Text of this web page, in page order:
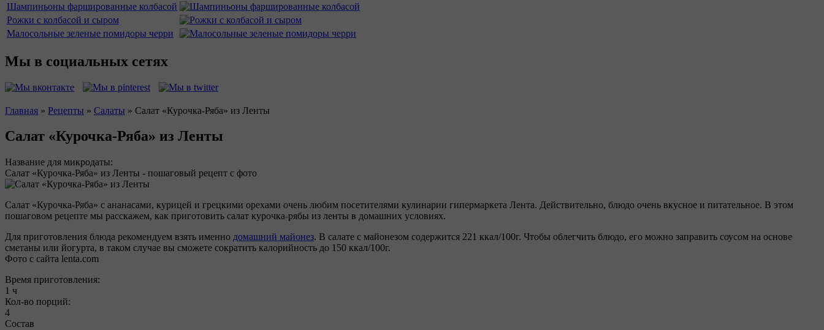
Шампиньоны фаршированные колбасой
Рожки с колбасой и сыром
Малосольные зеленые помидоры черри
Мы в социальных сетях
Главная » Рецепты » Салаты » Салат «Курочка-Ряба» из Ленты
Салат «Курочка-Ряба» из Ленты
Название для микродаты:
Салат «Курочка-Ряба» из Ленты - пошаговый рецепт с фото
Салат «Курочка-Ряба» с ананасами, курицей и грецкими орехами очень любим посетителями кулинарии гипермаркета Лента. Действительно, блюдо очень вкусное и питательное. В этом
пошаговом рецепте мы расскажем, как приготовить салат курочка-рябы из ленты в домашних условиях.
Для приготовления блюда рекомендуем взять именно домашний майонез. В салате с майонезом содержится 221 ккал/100г. Чтобы облегчить блюдо, его можно заправить соусом на основе
сметаны или йогурта, в таком случае вы сможете сократить калорийность до 150 ккал/100г.
Фото с сайта lenta.com
Время приготовления:
1 ч
Кол-во порций:
4
Состав